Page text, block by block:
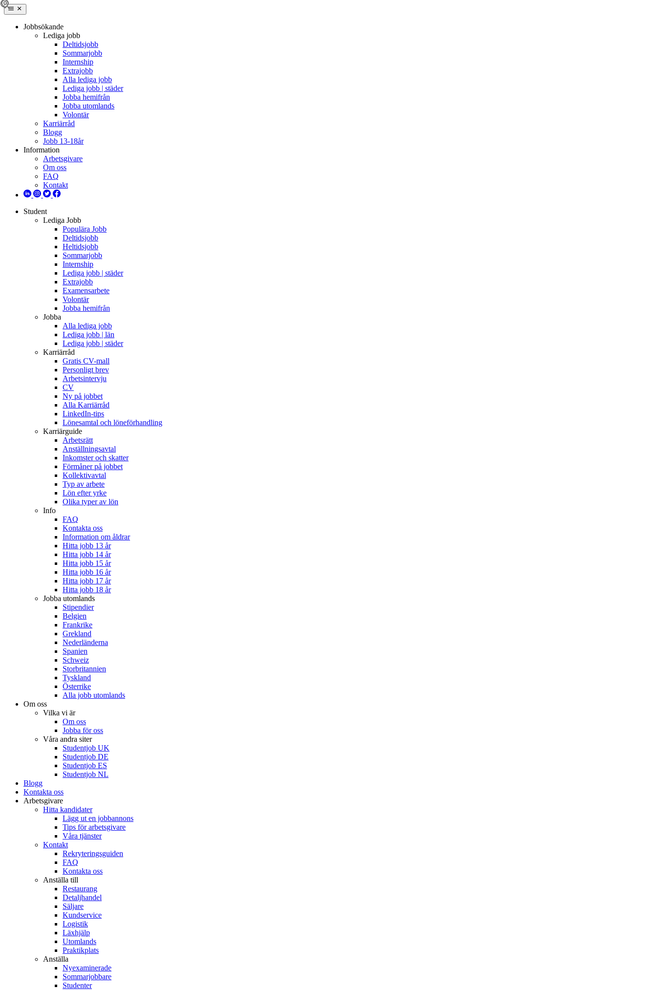
Jobbsökande
Lediga jobb
Deltidsjobb
Sommarjobb
Internship
Extrajobb
Alla lediga jobb
Lediga jobb | städer
Jobba hemifrån
Jobba utomlands
Volontär
Karriärråd
Blogg
Jobb 13-18år
Information
Arbetsgivare
Om oss
FAQ
Kontakt
Student
Lediga Jobb
Populära Jobb
Deltidsjobb
Heltidsjobb
Sommarjobb
Internship
Lediga jobb | städer
Extrajobb
Examensarbete
Volontär
Jobba hemifrån
Jobba
Alla lediga jobb
Lediga jobb | län
Lediga jobb | städer
Karriärråd
Gratis CV-mall
Personligt brev
Arbetsintervju
CV
Ny på jobbet
Alla Karriärråd
LinkedIn-tips
Lönesamtal och löneförhandling
Karriärguide
Arbetsrätt
Anställningsavtal
Inkomster och skatter
Förmåner på jobbet
Kollektivavtal
Typ av arbete
Lön efter yrke
Olika typer av lön
Info
FAQ
Kontakta oss
Information om åldrar
Hitta jobb 13 år
Hitta jobb 14 år
Hitta jobb 15 år
Hitta jobb 16 år
Hitta jobb 17 år
Hitta jobb 18 år
Jobba utomlands
Stipendier
Belgien
Frankrike
Grekland
Nederländerna
Spanien
Schweiz
Storbritannien
Tyskland
Österrike
Alla jobb utomlands
Om oss
Vilka vi är
Om oss
Jobba för oss
Våra andra siter
Studentjob UK
Studentjob DE
Studentjob ES
Studentjob NL
Blogg
Kontakta oss
Arbetsgivare
Hitta kandidater
Lägg ut en jobbannons
Tips för arbetsgivare
Våra tjänster
Kontakt
Rekryteringsguiden
FAQ
Kontakta oss
Anställa till
Restaurang
Detaljhandel
Säljare
Kundservice
Logistik
Läxhjälp
Utomlands
Praktikplats
Anställa
Nyexaminerade
Sommarjobbare
Studenter